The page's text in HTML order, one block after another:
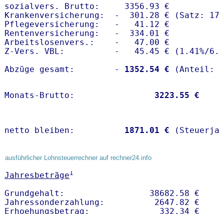
sozialvers. Brutto:     3356.93 €
Krankenversicherung:  -  301.28 € (Satz:
Pflegeversicherung:   -   41.12 €
Rentenversicherung:   -  334.01 €
Arbeitslosenvers.:    -   47.00 €
Z-Vers. VBL:          -   45.45 € ( 1.41%/
Abzüge gesamt:        -
1352.54 €
Monats-Brutto: 3223.55 €
netto bleiben: 1871.01 €
ausführlicher Lohnsteuerrechner auf rechner24.info
Jahresbeträge1
Grundgehalt:                 38682.58 €
Jahressonderzahlung:          2647.82 €